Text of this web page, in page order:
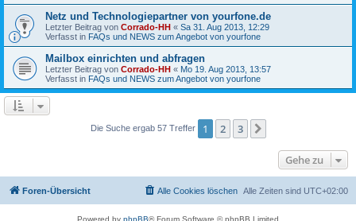
Netz und Technologiepartner von yourfone.de
Letzter Beitrag von Corrado-HH « Sa 31. Aug 2013, 12:29
Verfasst in FAQs und NEWS zum Angebot von yourfone
Mailbox einrichten und abfragen
Letzter Beitrag von Corrado-HH « Mo 19. Aug 2013, 13:57
Verfasst in FAQs und NEWS zum Angebot von yourfone
Die Suche ergab 57 Treffer 1 2 3
Gehe zu
Foren-Übersicht Alle Zeiten sind UTC+02:00
Alle Cookies löschen
Powered by phpBB® Forum Software © phpBB Limited